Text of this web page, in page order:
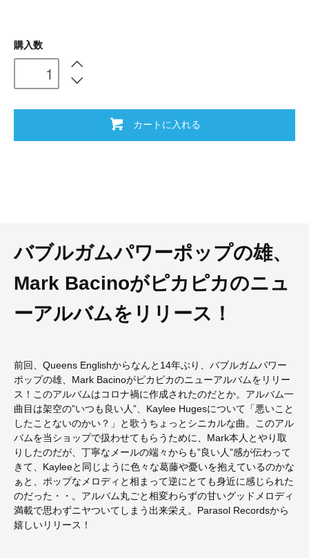
購入数
カートに入れる
バブルガムパワーポップの雄、
Mark Bacinoがピカピカのニュ
ーアルバムをリリース！
前回、Queens Englishからなんと14年ぶり、バブルガムパワー
ポップの雄、Mark Bacinoがピカピカのニューアルバムをリリー
ス！このアルバムはコロナ禍に作成されたのだとか。アルバム一
曲目は架空の”いつも良い人”、Kaylee Hugesについて「悪いこと
したことないのかい？」と歌うちょっとシニカルな曲。このアル
バムを当ショップで扱わせてもらうために、Mark本人とやり取
りしたのだが、丁寧なメールの端々からも”良い人”感が伝わって
きて、Kayleeと同じように色々な葛藤や憂いを抱えているのかな
ぁと、ポップなメロディと相まって逆にとても身近に感じられた
のだった・・。アルバム丸ごと相変わらずの甘いグッドメロディ
満載で思わずニヤついてしまう出来栄え。Parasol Recordsから
嬉しいリリース！